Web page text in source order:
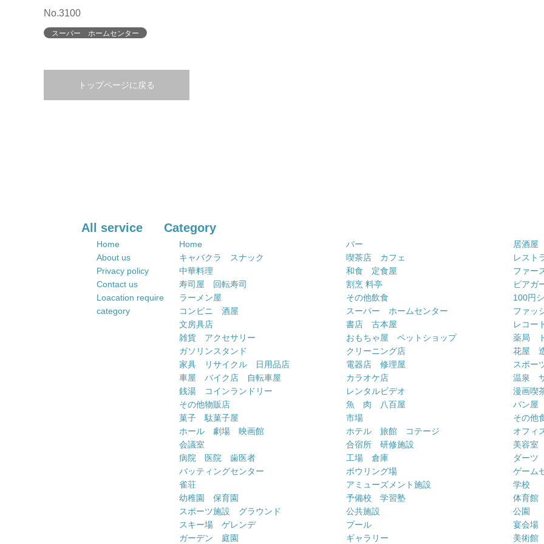
No.3100
スーパー ホームセンター
トップページに戻る
All service
Home
About us
Privacy policy
Contact us
Loacation require
category
Category
Home バー
居酒屋
キャバクラ スナック
喫茶店 カフェ
レスト
中華料理
和食 定食屋
ファー
寿司屋 回転寿司
割烹 料亭
ビアガ
ラーメン屋
その他飲食
100円
コンビニ 酒屋
スーパー ホームセンター
ファッ
文房具店
書店 古本屋
レコー
雑貨 アクセサリー
おもちゃ屋 ペットショップ
薬局
ガソリンスタンド
クリーニング店
花屋
家具 リサイクル 日用品店
電器店 修理屋
スポー
車屋 バイク店 自転車屋
カラオケ店
温泉
銭湯 コインランドリー
レンタルビデオ
漫画喫
その他物販店
魚 肉 八百屋
パン屋
菓子 駄菓子屋
市場
その他
ホール 劇場 映画館
ホテル 旅館 コテージ
オフィ
会議室
合宿所 研修施設
美容室
病院 医院 歯医者
工場 倉庫
ダーツ
バッティングセンター
ボウリング場
ゲーム
雀荘
アミューズメント施設
学校
幼稚園 保育園
予備校 学習塾
体育館
スポーツ施設 グラウンド
公共施設
公園
スキー場 ゲレンデ
プール
宴会場
ガーデン 庭園
ギャラリー 美術館